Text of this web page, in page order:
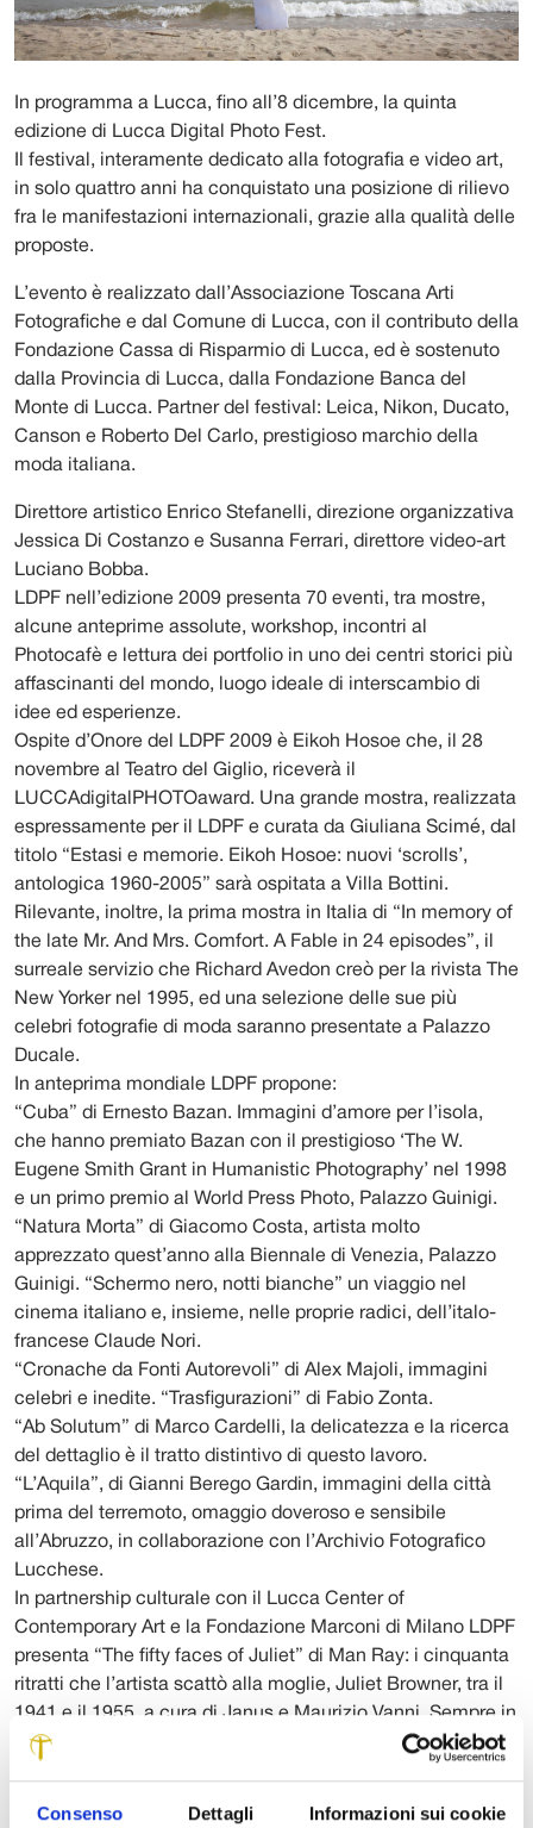
Consenso Dettagli Informazioni sui cookie
In programma a Lucca, fino all’8 dicembre, la quinta
edizione di Lucca Digital Photo Fest.
Il festival, interamente dedicato alla fotografia e video art,
in solo quattro anni ha conquistato una posizione di rilievo
fra le manifestazioni internazionali, grazie alla qualità delle
proposte.
L’evento è realizzato dall’Associazione Toscana Arti
Fotografiche e dal Comune di Lucca, con il contributo della
Fondazione Cassa di Risparmio di Lucca, ed è sostenuto
dalla Provincia di Lucca, dalla Fondazione Banca del
Monte di Lucca. Partner del festival: Leica, Nikon, Ducato,
Canson e Roberto Del Carlo, prestigioso marchio della
moda italiana.
Direttore artistico Enrico Stefanelli, direzione organizzativa
Jessica Di Costanzo e Susanna Ferrari, direttore video-art
Luciano Bobba.
LDPF nell’edizione 2009 presenta 70 eventi, tra mostre,
alcune anteprime assolute, workshop, incontri al
Photocafè e lettura dei portfolio in uno dei centri storici più
affascinanti del mondo, luogo ideale di interscambio di
idee ed esperienze.
Ospite d’Onore del LDPF 2009 è Eikoh Hosoe che, il 28
novembre al Teatro del Giglio, riceverà il
LUCCAdigitalPHOTOaward. Una grande mostra, realizzata
espressamente per il LDPF e curata da Giuliana Scimé, dal
titolo “Estasi e memorie. Eikoh Hosoe: nuovi ‘scrolls’,
antologica 1960-2005” sarà ospitata a Villa Bottini.
Rilevante, inoltre, la prima mostra in Italia di “In memory of
the late Mr. And Mrs. Comfort. A Fable in 24 episodes”, il
surreale servizio che Richard Avedon creò per la rivista The
New Yorker nel 1995, ed una selezione delle sue più
celebri fotografie di moda saranno presentate a Palazzo
Ducale.
In anteprima mondiale LDPF propone:
“Cuba” di Ernesto Bazan. Immagini d’amore per l’isola,
che hanno premiato Bazan con il prestigioso ‘The W.
Eugene Smith Grant in Humanistic Photography’ nel 1998
e un primo premio al World Press Photo, Palazzo Guinigi.
“Natura Morta” di Giacomo Costa, artista molto
apprezzato quest’anno alla Biennale di Venezia, Palazzo
Guinigi. “Schermo nero, notti bianche” un viaggio nel
cinema italiano e, insieme, nelle proprie radici, dell’italo-
francese Claude Nori.
“Cronache da Fonti Autorevoli” di Alex Majoli, immagini
celebri e inedite. “Trasfigurazioni” di Fabio Zonta.
“Ab Solutum” di Marco Cardelli, la delicatezza e la ricerca
del dettaglio è il tratto distintivo di questo lavoro.
“L’Aquila”, di Gianni Berego Gardin, immagini della città
prima del terremoto, omaggio doveroso e sensibile
all’Abruzzo, in collaborazione con l’Archivio Fotografico
Lucchese.
In partnership culturale con il Lucca Center of
Contemporary Art e la Fondazione Marconi di Milano LDPF
presenta “The fifty faces of Juliet” di Man Ray: i cinquanta
ritratti che l’artista scattò alla moglie, Juliet Browner, tra il
1941 e il 1955, a cura di Janus e Maurizio Vanni. Sempre in
collaborazione con il LU.C.C.A. “Living the apple” di